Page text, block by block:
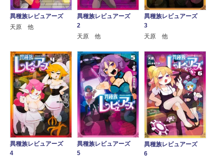
異種族レビュアーズ
天原 他
異種族レビュアーズ
2
天原 他
異種族レビュアーズ
3
天原 他
異種族レビュアーズ
4
異種族レビュアーズ
5
異種族レビュアーズ
6